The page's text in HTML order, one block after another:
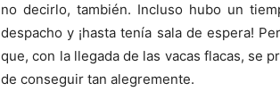
no decirlo, también. Incluso hubo un
despacho y ¡hasta tenía sala de espera!
que, con la llegada de las vacas flacas, se
de conseguir tan alegremente.